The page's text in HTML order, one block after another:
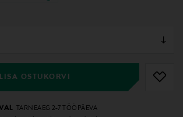
LISA OSTUKORVI
TARNEAEG 2-7 TÖÖPÄEVA